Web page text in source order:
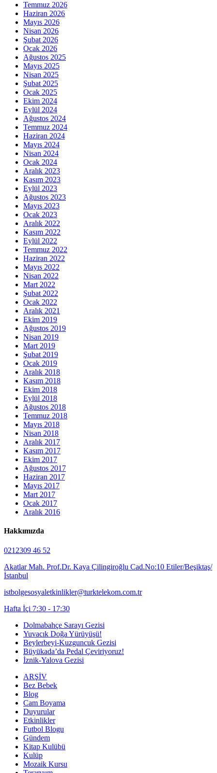
Temmuz 2026
Haziran 2026
Mayıs 2026
Nisan 2026
Şubat 2026
Ocak 2026
Ağustos 2025
Mayıs 2025
Nisan 2025
Şubat 2025
Ocak 2025
Ekim 2024
Eylül 2024
Ağustos 2024
Temmuz 2024
Haziran 2024
Mayıs 2024
Nisan 2024
Ocak 2024
Aralık 2023
Kasım 2023
Eylül 2023
Ağustos 2023
Mayıs 2023
Ocak 2023
Aralık 2022
Kasım 2022
Eylül 2022
Temmuz 2022
Haziran 2022
Mayıs 2022
Nisan 2022
Mart 2022
Şubat 2022
Ocak 2022
Aralık 2021
Ekim 2019
Ağustos 2019
Nisan 2019
Mart 2019
Şubat 2019
Ocak 2019
Aralık 2018
Kasım 2018
Ekim 2018
Eylül 2018
Ağustos 2018
Temmuz 2018
Mayıs 2018
Nisan 2018
Aralık 2017
Kasım 2017
Ekim 2017
Ağustos 2017
Haziran 2017
Mayıs 2017
Mart 2017
Ocak 2017
Aralık 2016
Hakkımızda
0212309 46 52
Akatlar Mah. Prof.Dr. Kaya Çilingiroğlu Cad.No:10 Etiler/Beşiktaş/
İstanbul
istbolgesosyaletkinlikler@turktelekom.com.tr
Hafta İçi 7:30 - 17:30
Dolmabahçe Sarayı Gezisi
Yuvacık Doğa Yürüyüşü!
Beylerbeyi-Kuzguncuk Gezisi
Büyükada’da Pedal Çeviriyoruz!
İznik-Yalova Gezisi
ARŞİV
Bez Bebek
Blog
Cam Boyama
Duyurular
Etkinlikler
Futbol Blogu
Gündem
Kitap Kulübü
Kulüp
Mozaik Kursu